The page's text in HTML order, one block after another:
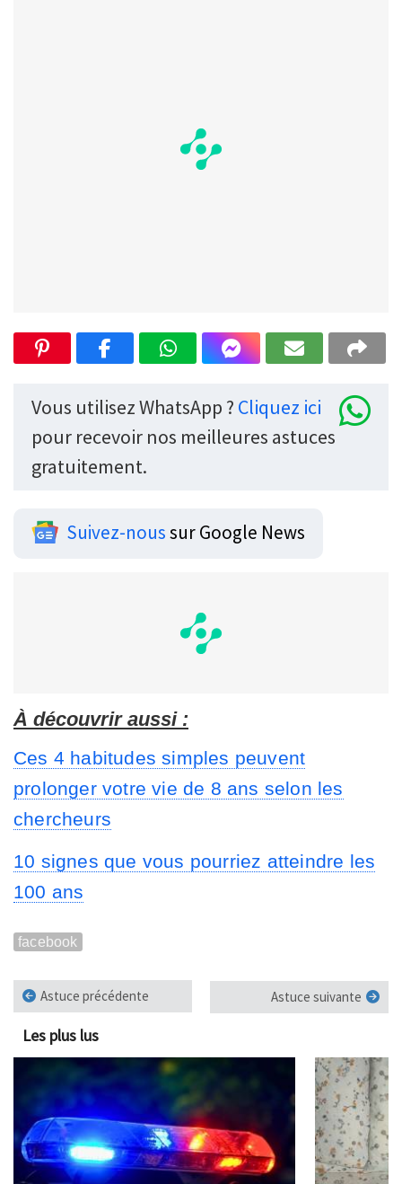
Vous utilisez WhatsApp ? Cliquez ici
pour recevoir nos meilleures astuces
gratuitement.
Suivez-noussur Google News
À découvrir aussi :
Ces 4 habitudes simples peuvent
prolonger votre vie de 8 ans selon les
chercheurs
10 signes que vous pourriez atteindre les
100 ans
facebook
Astuce précédente Astuce suivante
Les plus lus